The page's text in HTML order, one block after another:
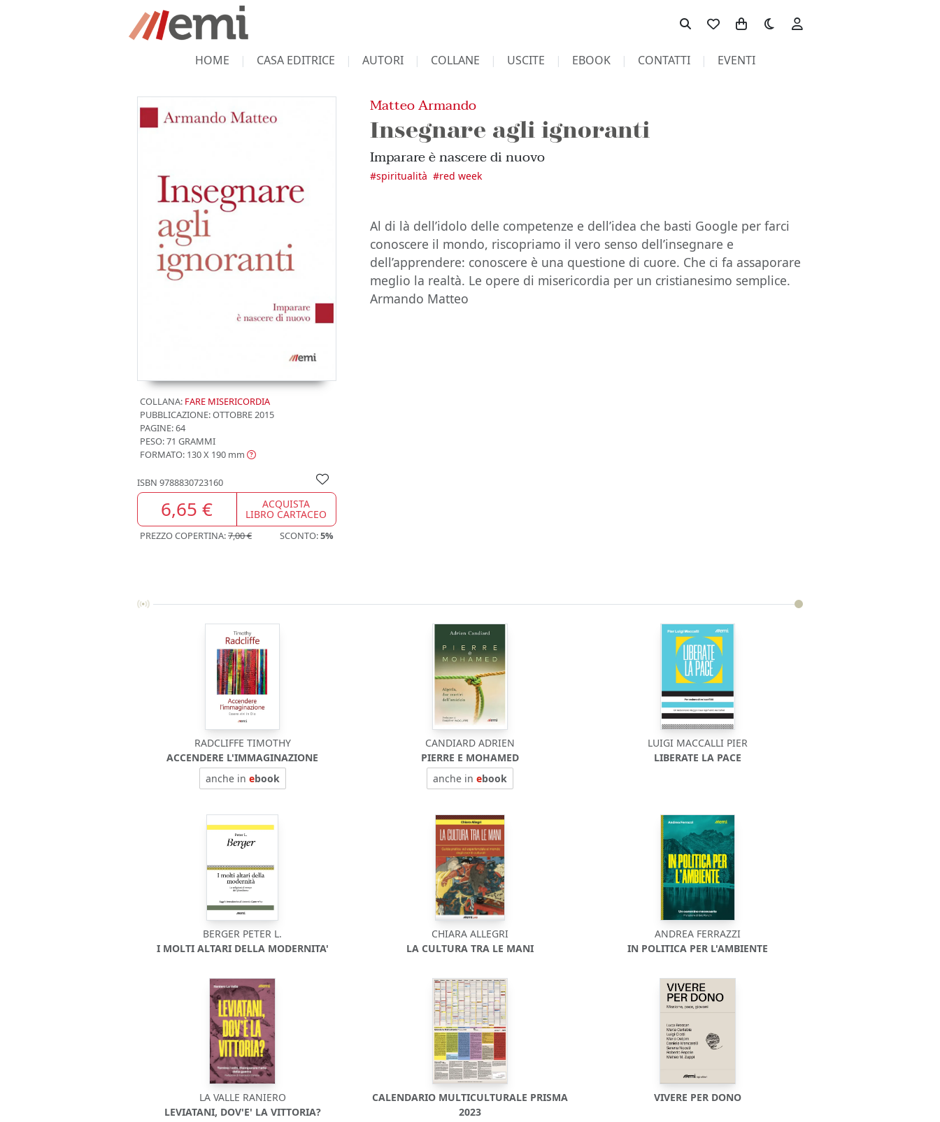
Toggle theme
HOME CASA EDITRICE AUTORI COLLANE USCITE EBOOK CONTATTI EVENTI
COLLANA: FARE MISERICORDIA
PUBBLICAZIONE:OTTOBRE 2015
PAGINE: 64
PESO: 71 GRAMMI
FORMATO: 130 X 190 mm
ISBN 9788830723160
6,65 € ACQUISTA
LIBRO CARTACEO
PREZZO COPERTINA:7,00 € SCONTO:5%
Matteo Armando
Insegnare agli ignoranti
Imparare è nascere di nuovo
#spiritualità #red week
Al di là dell’idolo delle competenze e dell’idea che basti Google per farci
conoscere il mondo, riscopriamo il vero senso dell’insegnare e
dell’apprendere: conoscere è una questione di cuore. Che ci fa assaporare
meglio la realtà. Le opere di misericordia per un cristianesimo semplice.
Armando Matteo
RADCLIFFE TIMOTHY
ACCENDERE L'IMMAGINAZIONE
anche in ebook
CANDIARD ADRIEN
PIERRE E MOHAMED
anche in ebook
LUIGI MACCALLI PIER
LIBERATE LA PACE
BERGER PETER L.
I MOLTI ALTARI DELLA MODERNITA'
CHIARA ALLEGRI
LA CULTURA TRA LE MANI
ANDREA FERRAZZI
IN POLITICA PER L'AMBIENTE
LA VALLE RANIERO
LEVIATANI, DOV'E' LA VITTORIA?
CALENDARIO MULTICULTURALE PRISMA
2023
VIVERE PER DONO